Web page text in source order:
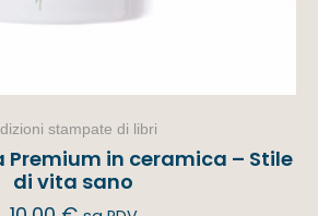
stampate di libri
Premium in ceramica – Stile
di vita sano